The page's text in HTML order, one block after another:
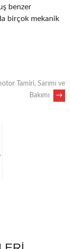
benzer
birçok mekanik
Tamiri, Sarımı ve
Bakımı
→